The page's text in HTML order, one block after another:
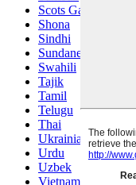
Scots Gaelic
Shona
Sindhi
Sundanese
Swahili
Tajik
Tamil
Telugu
Thai
Ukrainian
Urdu
Uzbek
Vietnamese